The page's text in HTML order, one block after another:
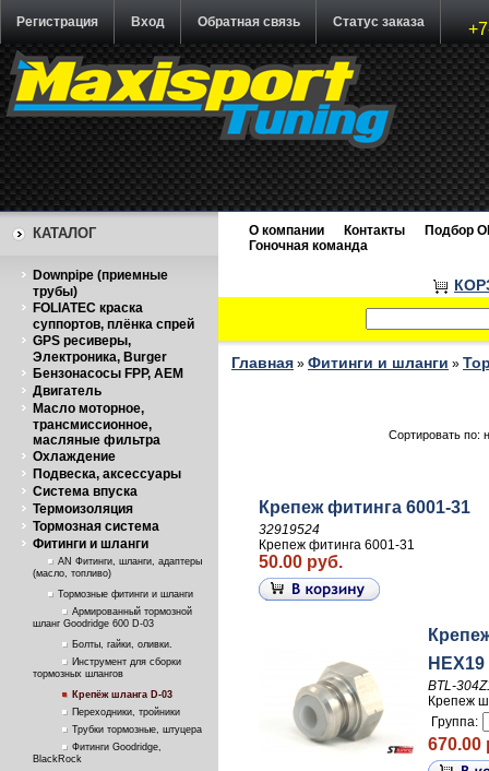
Регистрация Вход Обратная связь Статус заказа
КАТАЛОГ
Downpipe (приемные
трубы)
FOLIATEC краска
суппортов, плёнка спрей
GPS ресиверы,
Электроника, Burger
Бензонасосы FPP, AEM
Двигатель
Масло моторное,
трансмиссионное,
масляные фильтра
Охлаждение
Подвеска, аксессуары
Система впуска
Термоизоляция
Тормозная система
Фитинги и шланги
AN Фитинги, шланги, адаптеры
(масло, топливо)
Тормозные фитинги и шланги
Армированный тормозной
шланг Goodridge 600 D-03
Болты, гайки, оливки.
Инструмент для сборки
тормозных шлангов
Крепёж шланга D-03
Переходники, тройники
Трубки тормозные, штуцера
Фитинги Goodridge,
BlackRock
О компании Контакты
Подбор
Гоночная команда
Главная » Фитинги и шланги »
Сортировать по:
Крепеж фитинга 6001-31
32919524
Крепеж фитинга 6001-31
50.00 руб.
HEX19
BTL-
Крепеж
Группа:
670.00